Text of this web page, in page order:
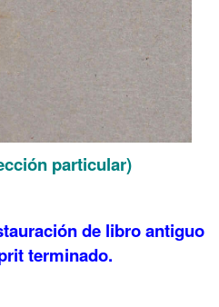
particular)
de libro antiguo
terminado.